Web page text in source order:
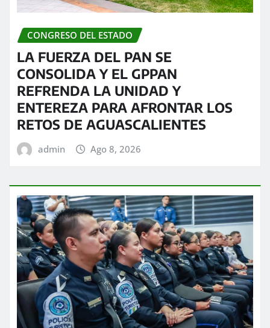
CONGRESO DEL ESTADO
LA FUERZA DEL PAN SE
CONSOLIDA Y EL GPPAN
REFRENDA LA UNIDAD Y
ENTEREZA PARA AFRONTAR LOS
RETOS DE AGUASCALIENTES
admin Ago 8, 2026